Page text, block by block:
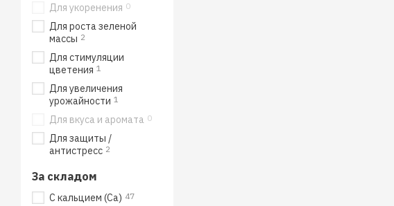
Для укоренения 0
Для роста зеленой
массы 2
Для стимуляции
цветения 1
Для увеличения
урожайности 1
Для вкуса и аромата 0
Для защиты /
антистресс 2
За складом
С кальцием (Ca) 47